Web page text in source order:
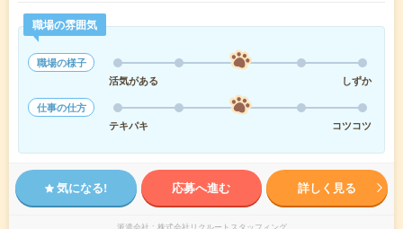
職場の雰囲気
職場の様子
活気がある
しずか
仕事の仕方
テキパキ
コツコツ
気になる! 応募へ進む 詳しく見る